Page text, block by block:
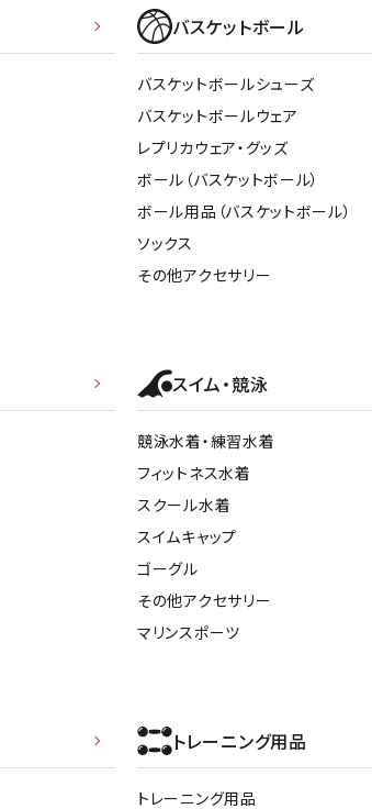
バスケットボール
バスケットボールシューズ
バスケットボールウェア
レプリカウェア・グッズ
ボール（バスケットボール）
ボール用品（バスケットボール）
ソックス
その他アクセサリー
スイム・競泳
競泳水着・練習水着
フィットネス水着
スクール水着
スイムキャップ
ゴーグル
その他アクセサリー
マリンスポーツ
トレーニング用品
トレーニング用品